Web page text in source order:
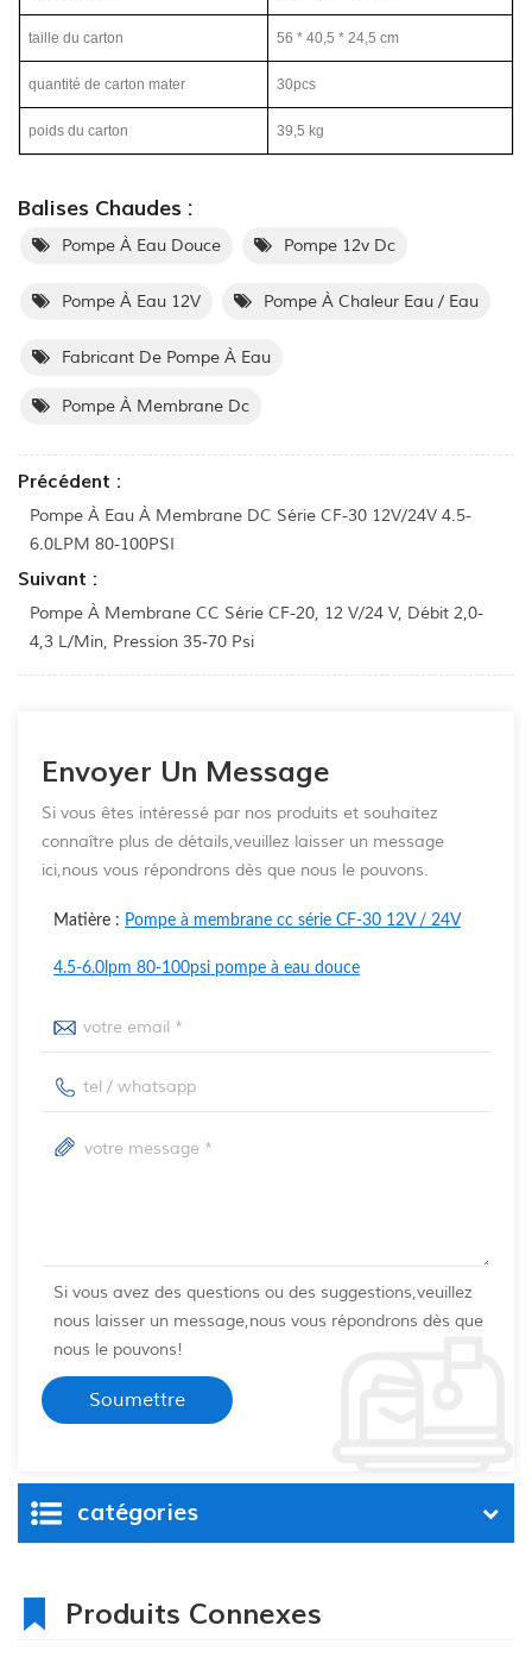
taille du carton 56 * 40,5 * 24,5 cm
quantité de carton mater 30pcs
poids du carton 39,5 kg
Balises Chaudes :
Pompe À Eau Douce Pompe 12v Dc
Pompe À Eau 12V Pompe À Chaleur Eau / Eau
Fabricant De Pompe À Eau
Pompe À Membrane Dc
Précédent :
Pompe À Eau À Membrane DC Série CF-30 12V/24V 4.5-
6.0LPM 80-100PSI
Suivant :
Pompe À Membrane CC Série CF-20, 12 V/24 V, Débit 2,0-
4,3 L/min, Pression 35-70 Psi
Envoyer Un Message
Si vous êtes intéressé par nos produits et souhaitez
connaître plus de détails,veuillez laisser un message
ici,nous vous répondrons dès que nous le pouvons.
Matière : Pompe à membrane cc série CF-30 12V / 24V
4.5-6.0lpm 80-100psi pompe à eau douce
Si vous avez des questions ou des suggestions,veuillez
nous laisser un message,nous vous répondrons dès que
nous le pouvons!
catégories
Produits Connexes